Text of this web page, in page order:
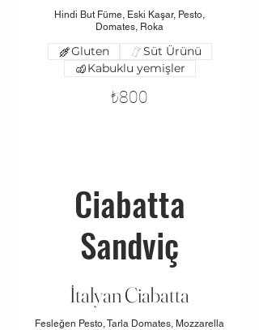
Hindi But Füme, Eski Kaşar, Pesto,
Domates, Roka
₺800
Gluten
Süt Ürünü
Kabuklu yemişler
Ciabatta
Sandviç
İtalyan Ciabatta
Fesleğen Pesto, Tarla Domates, Mozzarella